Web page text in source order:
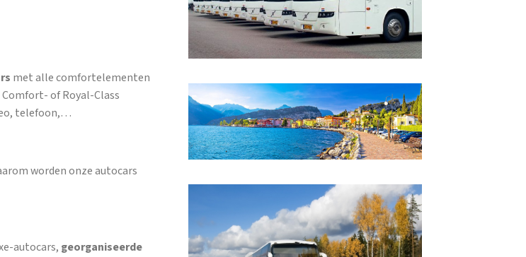
met alle comfortelementen
of Royal-Class
telefoon,…
worden onze autocars
autocars, georganiseerde